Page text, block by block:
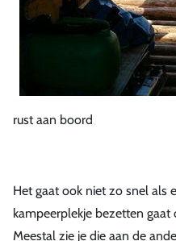
rust aan boord
Het gaat ook niet zo snel als
kampeerplekje bezetten gaat
Meestal zie je die aan de